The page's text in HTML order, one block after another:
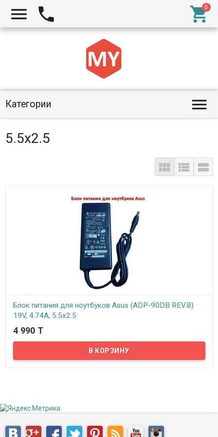
  
Категории 
5.5x2.5
  
Блок питания для ноутбуков Asus (ADP-90DB REV.B)
19V, 4.74A, 5.5x2.5
В наличии
Предлагаем вам блоки питания для ноутбуков Asus (ADP-90DB
4 990 T